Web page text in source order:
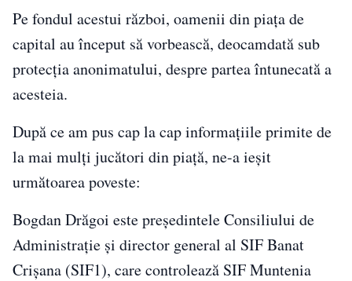
Pe fondul acestui război, oamenii din piața de
capital au început să vorbească, deocamdată sub
protecția anonimatului, despre partea întunecată a
acesteia.
După ce am pus cap la cap informațiile primite de
la mai mulți jucători din piață, ne-a ieșit
următoarea poveste:
Bogdan Drăgoi este președintele Consiliului de
Administrație și director general al SIF Banat
Crișana (SIF1), care controlează SIF Muntenia